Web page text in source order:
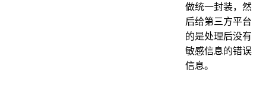
做统一封装，然
后给第三方平台
的是处理后没有
敏感信息的错误
信息。